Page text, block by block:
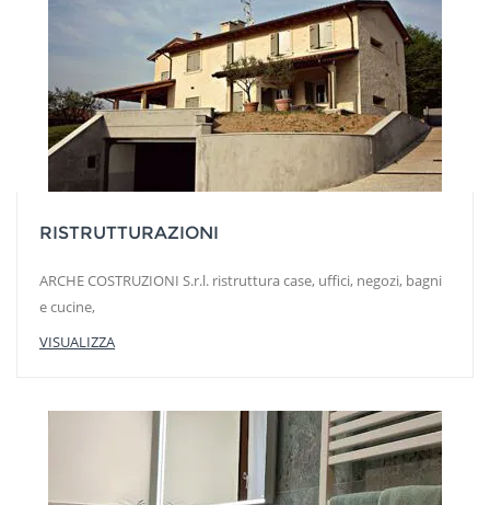
RISTRUTTURAZIONI
ARCHE COSTRUZIONI S.r.l. ristruttura case, uffici, negozi, bagni
e cucine,
VISUALIZZA